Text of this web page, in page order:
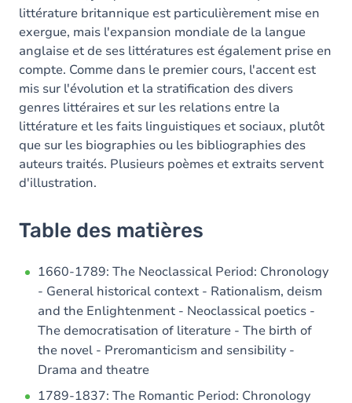
littérature britannique est particulièrement mise en
exergue, mais l'expansion mondiale de la langue
anglaise et de ses littératures est également prise en
compte. Comme dans le premier cours, l'accent est
mis sur l'évolution et la stratification des divers
genres littéraires et sur les relations entre la
littérature et les faits linguistiques et sociaux, plutôt
que sur les biographies ou les bibliographies des
auteurs traités. Plusieurs poèmes et extraits servent
d'illustration.
Table des matières
1660-1789: The Neoclassical Period: Chronology
- General historical context - Rationalism, deism
and the Enlightenment - Neoclassical poetics -
The democratisation of literature - The birth of
the novel - Preromanticism and sensibility -
Drama and theatre
1789-1837: The Romantic Period: Chronology